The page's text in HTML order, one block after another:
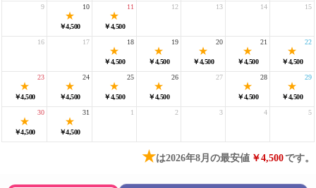
9
￥4,500
10
￥4,500
11 12 13 14 15
16 17
￥4,500
18
￥4,500
19
￥4,500
20
￥4,500
21
￥4,500
22
￥4,500
23
￥4,500
24
￥4,500
25
￥4,500
26 27
￥4,500
28
￥4,500
29
￥4,500
30
￥4,500
31 1 2 3 4 5
★は2026年8月の最安値 ￥4,500です。